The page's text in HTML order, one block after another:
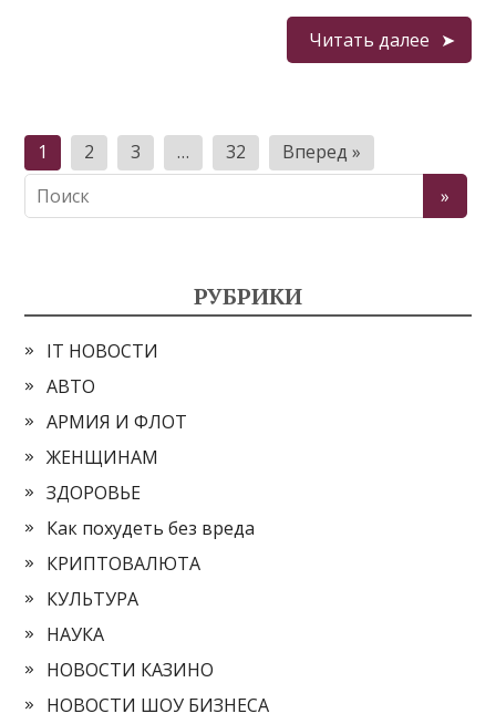
Читать далее
Пагинация
записей
1 2 3 … 32 Вперед »
РУБРИКИ
IT НОВОСТИ
АВТО
АРМИЯ И ФЛОТ
ЖЕНЩИНАМ
ЗДОРОВЬЕ
Как похудеть без вреда
КРИПТОВАЛЮТА
КУЛЬТУРА
НАУКА
НОВОСТИ КАЗИНО
НОВОСТИ ШОУ БИЗНЕСА